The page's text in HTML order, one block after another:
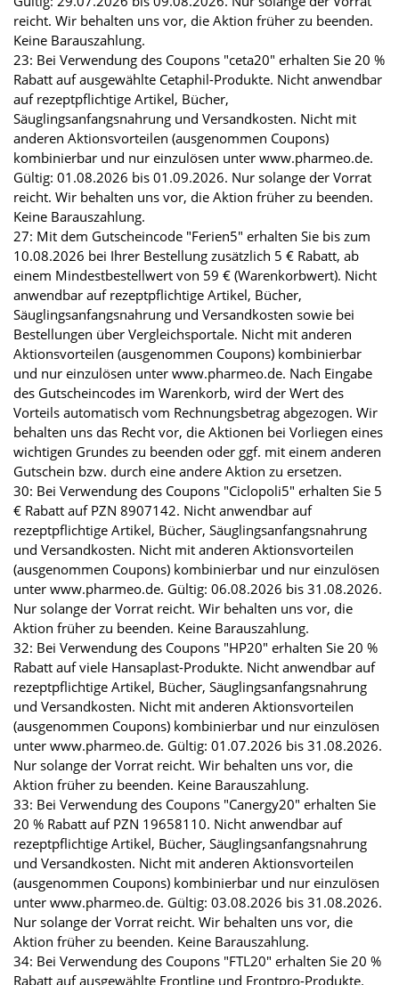
reicht. Wir behalten uns vor, die Aktion früher zu beenden.
Keine Barauszahlung.
23: Bei Verwendung des Coupons "ceta20" erhalten Sie 20 %
Rabatt auf ausgewählte Cetaphil-Produkte. Nicht anwendbar
auf rezeptpflichtige Artikel, Bücher,
Säuglingsanfangsnahrung und Versandkosten. Nicht mit
anderen Aktionsvorteilen (ausgenommen Coupons)
kombinierbar und nur einzulösen unter www.pharmeo.de.
Gültig: 01.08.2026 bis 01.09.2026. Nur solange der Vorrat
reicht. Wir behalten uns vor, die Aktion früher zu beenden.
Keine Barauszahlung.
27: Mit dem Gutscheincode "Ferien5" erhalten Sie bis zum
10.08.2026 bei Ihrer Bestellung zusätzlich 5 € Rabatt, ab
einem Mindestbestellwert von 59 € (Warenkorbwert). Nicht
anwendbar auf rezeptpflichtige Artikel, Bücher,
Säuglingsanfangsnahrung und Versandkosten sowie bei
Bestellungen über Vergleichsportale. Nicht mit anderen
Aktionsvorteilen (ausgenommen Coupons) kombinierbar
und nur einzulösen unter www.pharmeo.de. Nach Eingabe
des Gutscheincodes im Warenkorb, wird der Wert des
Vorteils automatisch vom Rechnungsbetrag abgezogen. Wir
behalten uns das Recht vor, die Aktionen bei Vorliegen eines
wichtigen Grundes zu beenden oder ggf. mit einem anderen
Gutschein bzw. durch eine andere Aktion zu ersetzen.
30: Bei Verwendung des Coupons "Ciclopoli5" erhalten Sie 5
€ Rabatt auf PZN 8907142. Nicht anwendbar auf
rezeptpflichtige Artikel, Bücher, Säuglingsanfangsnahrung
und Versandkosten. Nicht mit anderen Aktionsvorteilen
(ausgenommen Coupons) kombinierbar und nur einzulösen
unter www.pharmeo.de. Gültig: 06.08.2026 bis 31.08.2026.
Nur solange der Vorrat reicht. Wir behalten uns vor, die
Aktion früher zu beenden. Keine Barauszahlung.
32: Bei Verwendung des Coupons "HP20" erhalten Sie 20 %
Rabatt auf viele Hansaplast-Produkte. Nicht anwendbar auf
rezeptpflichtige Artikel, Bücher, Säuglingsanfangsnahrung
und Versandkosten. Nicht mit anderen Aktionsvorteilen
(ausgenommen Coupons) kombinierbar und nur einzulösen
unter www.pharmeo.de. Gültig: 01.07.2026 bis 31.08.2026.
Nur solange der Vorrat reicht. Wir behalten uns vor, die
Aktion früher zu beenden. Keine Barauszahlung.
33: Bei Verwendung des Coupons "Canergy20" erhalten Sie
20 % Rabatt auf PZN 19658110. Nicht anwendbar auf
rezeptpflichtige Artikel, Bücher, Säuglingsanfangsnahrung
und Versandkosten. Nicht mit anderen Aktionsvorteilen
(ausgenommen Coupons) kombinierbar und nur einzulösen
unter www.pharmeo.de. Gültig: 03.08.2026 bis 31.08.2026.
Nur solange der Vorrat reicht. Wir behalten uns vor, die
Aktion früher zu beenden. Keine Barauszahlung.
34: Bei Verwendung des Coupons "FTL20" erhalten Sie 20 %
Rabatt auf ausgewählte Frontline und Frontpro-Produkte.